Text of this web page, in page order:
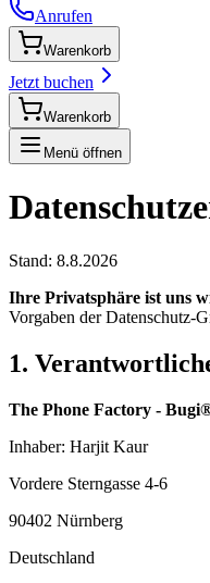
Anrufen
Warenkorb
Jetzt buchen
Warenkorb
Menü öffnen
Datenschutz
Stand: 8.8.2026
Ihre Privatsphäre ist uns
Vorgaben der Datenschutz-
1.
The Phone Factory -
Inhaber: Harjit Kaur
Vordere Sterngasse 4-6
90402 Nürnberg
Deutschland